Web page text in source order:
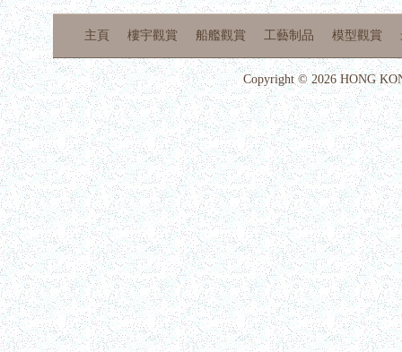
主頁 樓宇觀賞 船艦觀賞 工藝制品 模型觀賞
Copyright © 2026 HONG